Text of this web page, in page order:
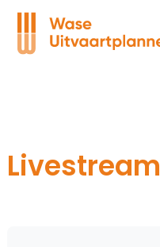
Livestream